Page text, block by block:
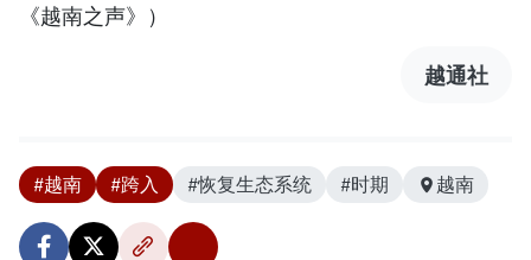
《越南之声》）
越通社
#越南 #跨入 #恢复生态系统 #时期 越南